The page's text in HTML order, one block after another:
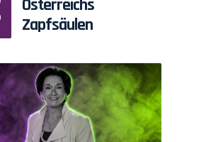
Österreichs
Zapfsäulen